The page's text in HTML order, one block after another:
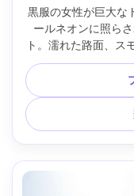
黒服の女性が巨大な
ールネオンに照ら
ト。濡れた路面、ス
身構図、映画的コン
の種、近未